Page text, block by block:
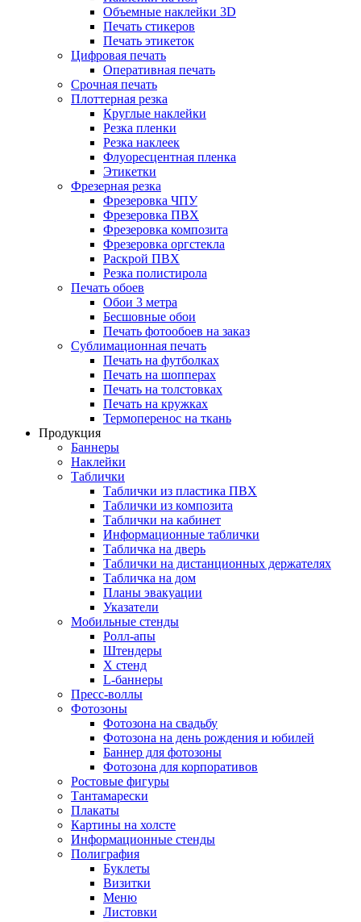
Объемные наклейки 3D
Печать стикеров
Печать этикеток
Цифровая печать
Оперативная печать
Срочная печать
Плоттерная резка
Круглые наклейки
Резка пленки
Резка наклеек
Флуоресцентная пленка
Этикетки
Фрезерная резка
Фрезеровка ЧПУ
Фрезеровка ПВХ
Фрезеровка композита
Фрезеровка оргстекла
Раскрой ПВХ
Резка полистирола
Печать обоев
Обои 3 метра
Бесшовные обои
Печать фотообоев на заказ
Сублимационная печать
Печать на футболках
Печать на шопперах
Печать на толстовках
Печать на кружках
Термоперенос на ткань
Продукция
Баннеры
Наклейки
Таблички
Таблички из пластика ПВХ
Таблички из композита
Таблички на кабинет
Информационные таблички
Табличка на дверь
Таблички на дистанционных держателях
Табличка на дом
Планы эвакуации
Указатели
Мобильные стенды
Ролл-апы
Штендеры
Х стенд
L-баннеры
Пресс-воллы
Фотозоны
Фотозона на свадьбу
Фотозона на день рождения и юбилей
Баннер для фотозоны
Фотозона для корпоративов
Ростовые фигуры
Тантамарески
Плакаты
Картины на холсте
Информационные стенды
Полиграфия
Буклеты
Визитки
Меню
Листовки